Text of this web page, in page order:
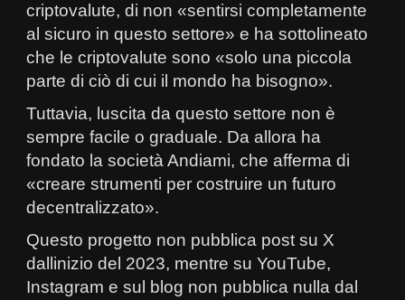
criptovalute, di non «sentirsi completamente
al sicuro in questo settore» e ha sottolineato
che le criptovalute sono «solo una piccola
parte di ciò di cui il mondo ha bisogno».
Tuttavia, luscita da questo settore non è
sempre facile o graduale. Da allora ha
fondato la società Andiami, che afferma di
«creare strumenti per costruire un futuro
decentralizzato».
Questo progetto non pubblica post su X
dallinizio del 2023, mentre su YouTube,
Instagram e sul blog non pubblica nulla dal